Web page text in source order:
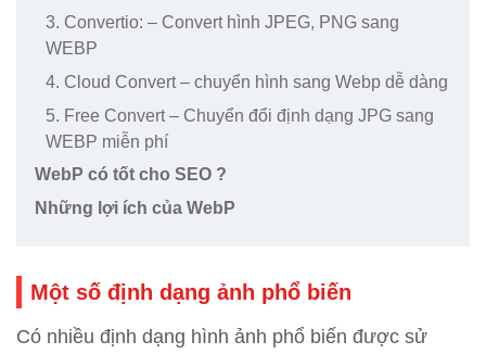
3. Convertio: – Convert hình JPEG, PNG sang
WEBP
4. Cloud Convert – chuyển hình sang Webp dễ dàng
5. Free Convert – Chuyển đổi định dạng JPG sang
WEBP miễn phí
WebP có tốt cho SEO ?
Những lợi ích của WebP
Một số định dạng ảnh phổ biến
Có nhiều định dạng hình ảnh phổ biến được sử